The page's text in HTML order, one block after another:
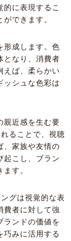
に表現するこ
できます。
形成します。色
となり、消費者
えば、柔らかい
ッシュな色彩は
親近感を生む要
ることで、視聴
、家族や友情の
起こし、ブラン
す。
グは視覚的な表
費者に対して強
ランドの価値を
巧みに活用する